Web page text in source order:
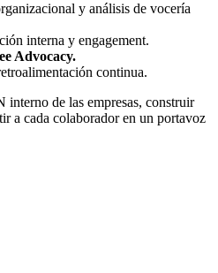
y análisis de vocería
interna y engagement.
Advocacy.
continua.
interno de las empresas, construir
a cada colaborador en un portavoz